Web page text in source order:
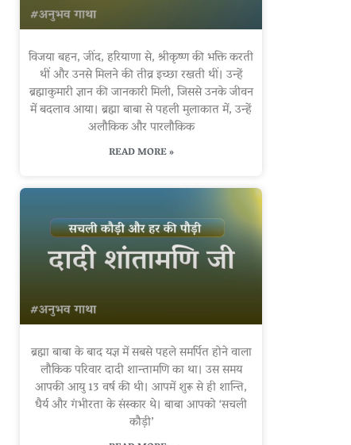
विजया बहन, जींद, हरियाणा से, श्रीकृष्ण की भक्ति करती
थीं और उनसे मिलने की तीव्र इच्छा रखती थीं। उन्हें
ब्रह्माकुमारी ज्ञान की जानकारी मिली, जिससे उनके जीवन
में बदलाव आया। ब्रह्मा बाबा से पहली मुलाकात में, उन्हें
अलौकिक और पारलौकिक
READ MORE »
ब्रह्मा बाबा के बाद यज्ञ में सबसे पहले समर्पित होने वाला
लौकिक परिवार दादी शान्तामणि का था। उस समय
आपकी आयु 13 वर्ष की थी। आपमें शुरू से ही शान्ति,
धैर्य और गंभीरता के संस्कार थे। बाबा आपको ‘सचली
कौड़ी’